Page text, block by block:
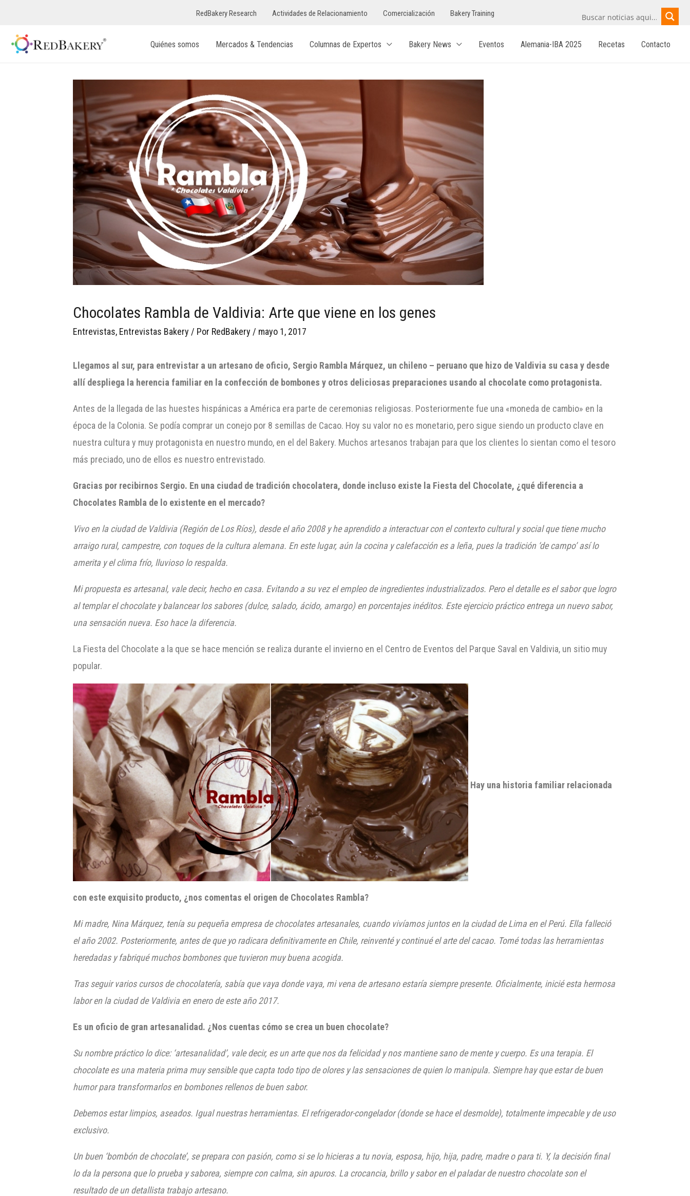
RedBakery Research Actividades de Relacionamiento Comercialización Bakery Training
Quiénes somos Mercados & Tendencias Columnas de Expertos Bakery News Eventos Alemania-IBA 2025 Recetas Contacto
Chocolates Rambla de Valdivia: Arte que viene en los genes
Entrevistas, Entrevistas Bakery / Por RedBakery / mayo 1, 2017
Llegamos al sur, para entrevistar a un artesano de oficio, Sergio Rambla Márquez, un chileno – peruano que hizo de Valdivia su casa y desde
allí despliega la herencia familiar en la confección de bombones y otros deliciosas preparaciones usando al chocolate como protagonista.
Antes de la llegada de las huestes hispánicas a América era parte de ceremonias religiosas. Posteriormente fue una «moneda de cambio» en la
época de la Colonia. Se podía comprar un conejo por 8 semillas de Cacao. Hoy su valor no es monetario, pero sigue siendo un producto clave en
nuestra cultura y muy protagonista en nuestro mundo, en el del Bakery. Muchos artesanos trabajan para que los clientes lo sientan como el tesoro
más preciado, uno de ellos es nuestro entrevistado.
Gracias por recibirnos Sergio. En una ciudad de tradición chocolatera, donde incluso existe la Fiesta del Chocolate, ¿qué diferencia a
Chocolates Rambla de lo existente en el mercado?
Vivo en la ciudad de Valdivia (Región de Los Ríos), desde el año 2008 y he aprendido a interactuar con el contexto cultural y social que tiene mucho
arraigo rural, campestre, con toques de la cultura alemana. En este lugar, aún la cocina y calefacción es a leña, pues la tradición ‘de campo’ así lo
amerita y el clima frío, lluvioso lo respalda.
Mi propuesta es artesanal, vale decir, hecho en casa. Evitando a su vez el empleo de ingredientes industrializados. Pero el detalle es el sabor que logro
al templar el chocolate y balancear los sabores (dulce, salado, ácido, amargo) en porcentajes inéditos. Este ejercicio práctico entrega un nuevo sabor,
una sensación nueva. Eso hace la diferencia.
La Fiesta del Chocolate a la que se hace mención se realiza durante el invierno en el Centro de Eventos del Parque Saval en Valdivia, un sitio muy
popular.
Hay una historia familiar relacionada
con este exquisito producto, ¿nos comentas el origen de Chocolates Rambla?
Mi madre, Nina Márquez, tenía su pequeña empresa de chocolates artesanales, cuando vivíamos juntos en la ciudad de Lima en el Perú. Ella falleció
el año 2002. Posteriormente, antes de que yo radicara definitivamente en Chile, reinventé y continué el arte del cacao. Tomé todas las herramientas
heredadas y fabriqué muchos bombones que tuvieron muy buena acogida.
Tras seguir varios cursos de chocolatería, sabía que vaya donde vaya, mi vena de artesano estaría siempre presente. Oficialmente, inicié esta hermosa
labor en la ciudad de Valdivia en enero de este año 2017.
Es un oficio de gran artesanalidad. ¿Nos cuentas cómo se crea un buen chocolate?
Su nombre práctico lo dice: ‘artesanalidad’, vale decir, es un arte que nos da felicidad y nos mantiene sano de mente y cuerpo. Es una terapia. El
chocolate es una materia prima muy sensible que capta todo tipo de olores y las sensaciones de quien lo manipula. Siempre hay que estar de buen
humor para transformarlos en bombones rellenos de buen sabor.
Debemos estar limpios, aseados. Igual nuestras herramientas. El refrigerador-congelador (donde se hace el desmolde), totalmente impecable y de uso
exclusivo.
Un buen ‘bombón de chocolate’, se prepara con pasión, como si se lo hicieras a tu novia, esposa, hijo, hija, padre, madre o para ti. Y, la decisión final
lo da la persona que lo prueba y saborea, siempre con calma, sin apuros. La crocancia, brillo y sabor en el paladar de nuestro chocolate son el
resultado de un detallista trabajo artesano.